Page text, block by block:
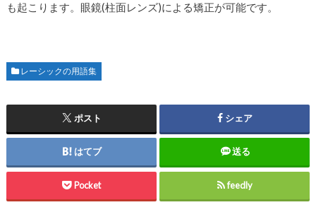
も起こります。眼鏡(柱面レンズ)による矯正が可能です。
レーシックの用語集
ポスト シェア
はてブ 送る
Pocket feedly